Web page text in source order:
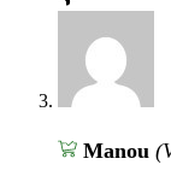
Manou